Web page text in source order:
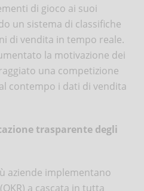
di gioco ai suoi
un sistema di classifiche
di vendita in tempo reale.
la motivazione dei
una competizione
contempo i dati di vendita
trasparente degli
aziende implementano
a cascata in tutta